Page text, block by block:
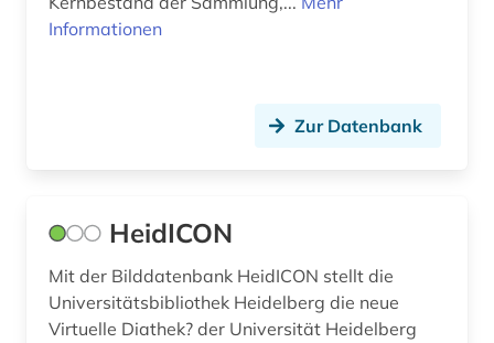
Informationen
Zur Datenbank
HeidICON
Mit der Bilddatenbank HeidICON stellt die
Universitätsbibliothek Heidelberg die neue
Virtuelle Diathek? der Universität Heidelberg